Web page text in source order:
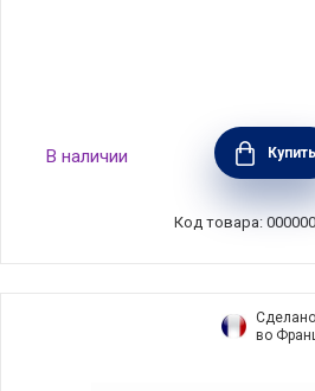
Форма "Низкий Киш",
красный, керамика, Emile
346031
В наличии Купить
Код товара:
Сделано
во